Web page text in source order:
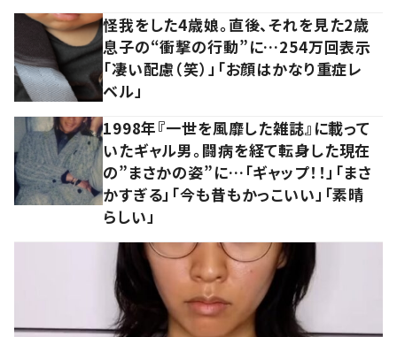
怪我をした4歳娘。直後、それを見た2歳
息子の“衝撃の行動”に…254万回表示
「凄い配慮（笑）」「お顔はかなり重症レ
ベル」
1998年『一世を風靡した雑誌』に載って
いたギャル男。闘病を経て転身した現在
の”まさかの姿”に…「ギャップ！！」「まさ
かすぎる」「今も昔もかっこいい」「素晴
らしい」